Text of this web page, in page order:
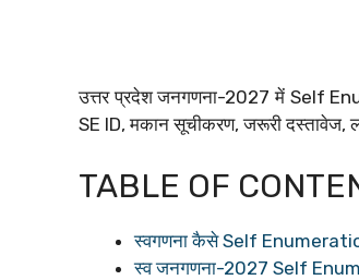
उत्तर प्रदेश जनगणना-2027 में Self
SE ID, मकान सूचीकरण, जरूरी दस्तावेज,
TABLE OF
स्वगणना कैसे Self
स्व जनगणना-2027 Self